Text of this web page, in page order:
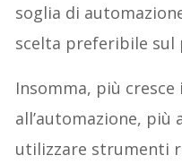
soglia di
scelta preferibile sul
Insomma, più
all’automazione, più
utilizzare strumenti